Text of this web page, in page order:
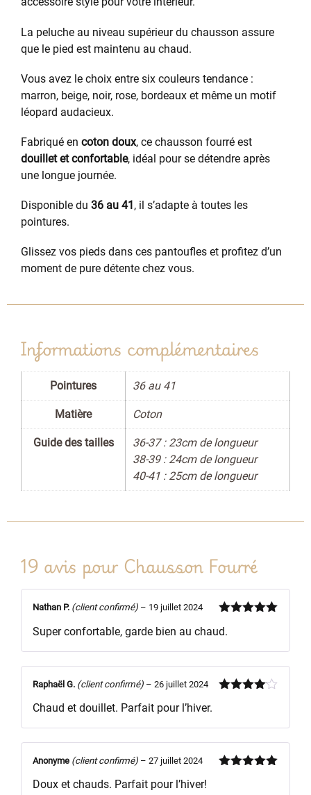
La peluche au niveau supérieur du chausson assure
que le pied est maintenu au chaud.
Vous avez le choix entre six couleurs tendance :
marron, beige, noir, rose, bordeaux et même un motif
léopard audacieux.
Fabriqué en coton doux, ce chausson fourré est
douillet et confortable, idéal pour se détendre après
une longue journée.
Disponible du 36 au 41 , il s’adapte à toutes les
pointures.
Glissez vos pieds dans ces pantoufles et profitez d’un
moment de pure détente chez vous.
Informations complémentaires
Pointures 36 au 41
Matière Coton
Guide des tailles
36-37 : 23cm de longueur
38-39 : 24cm de longueur
40-41 : 25cm de longueur
19 avis pour Chausson Fourré
5
Nathan P. (client confirmé) – 19 juillet 2024
Super confortable, garde bien au chaud.
Raphaël G. (client confirmé) – 26 juillet 2024
Chaud et douillet. Parfait pour l’hiver.
Anonyme (client confirmé) – 27 juillet 2024
Doux et chauds. Parfait pour l’hiver!